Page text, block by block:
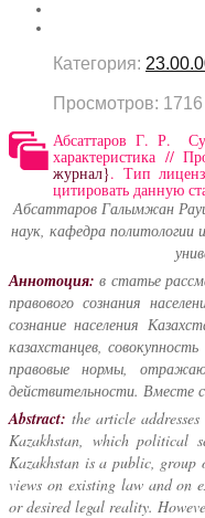
Категория:
Просмотров: 1716
Абсаттаров Г. Р.
характеристика //
журнал}. Тип
цитировать данную
Абсаттаров Галымжан
наук, кафедра политологии
Аннотоция: в статье
правового сознания
сознание населения
казахстанцев,
правовые нормы,
действительности. Вместе
Abstract: the article
Kazakhstan, which political
Kazakhstan is a public, group
views on existing law and on
or desired legal reality.